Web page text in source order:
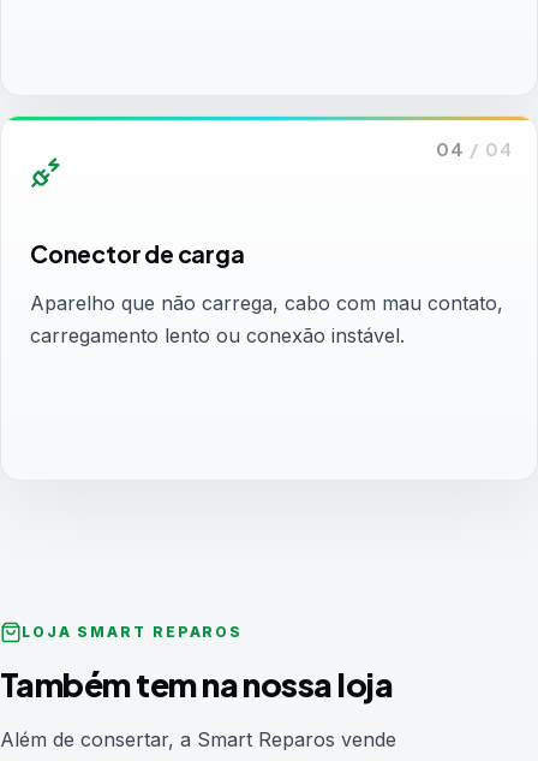
04 / 04
Conector de carga
Aparelho que não carrega, cabo com mau contato,
carregamento lento ou conexão instável.
LOJA SMART REPAROS
Também tem na nossa loja
Além de consertar, a Smart Reparos vende